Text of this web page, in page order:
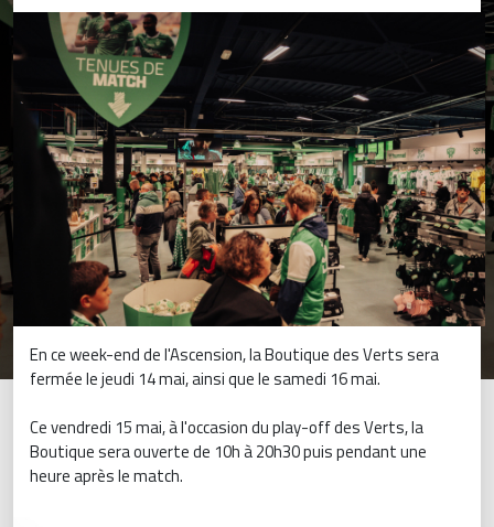
En ce week-end de l'Ascension, la Boutique des Verts sera
fermée le jeudi 14 mai, ainsi que le samedi 16 mai.
Ce vendredi 15 mai, à l'occasion du play-off des Verts, la
Boutique sera ouverte de 10h à 20h30 puis pendant une
heure après le match.